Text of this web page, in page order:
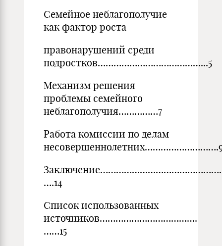
Семейное неблагополучие
как фактор роста
правонарушений среди
подростков…………………………………...5
Механизм решения
проблемы семейного
неблагополучия……………7
Работа комиссии по делам
….14
Список использованных
источников……………………………….
……15